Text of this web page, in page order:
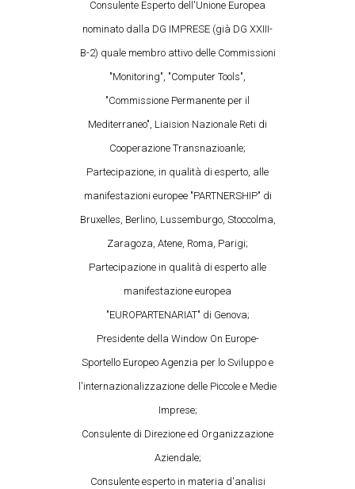
Consulente Esperto dell'Unione Europea
nominato dalla DG IMPRESE (già DG XXIII-
B-2) quale membro attivo delle Commissioni
"Monitoring", "Computer Tools",
"Commissione Permanente per il
Mediterraneo", Liaision Nazionale Reti di
Cooperazione Transnazioanle;
Partecipazione, in qualità di esperto, alle
manifestazioni europee "PARTNERSHIP" di
Bruxelles, Berlino, Lussemburgo, Stoccolma,
Zaragoza, Atene, Roma, Parigi;
Partecipazione in qualità di esperto alle
manifestazione europea
"EUROPARTENARIAT" di Genova;
Presidente della Window On Europe-
Sportello Europeo Agenzia per lo Sviluppo e
l'internazionalizzazione delle Piccole e Medie
Imprese;
Consulente di Direzione ed Organizzazione
Aziendale;
Consulente esperto in materia d'analisi